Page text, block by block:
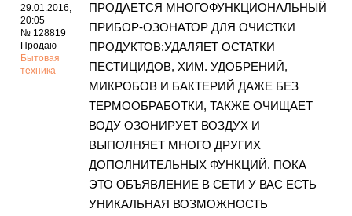
29.01.2016,
20:05
№ 128819
Продаю —
Бытовая
техника
ПРОДАЕТСЯ МНОГОФУНКЦИОНАЛЬНЫЙ
ПРИБОР-ОЗОНАТОР ДЛЯ ОЧИСТКИ
ПРОДУКТОВ:УДАЛЯЕТ ОСТАТКИ
ПЕСТИЦИДОВ, ХИМ. УДОБРЕНИЙ,
МИКРОБОВ И БАКТЕРИЙ ДАЖЕ БЕЗ
ТЕРМООБРАБОТКИ, ТАКЖЕ ОЧИЩАЕТ
ВОДУ ОЗОНИРУЕТ ВОЗДУХ И
ВЫПОЛНЯЕТ МНОГО ДРУГИХ
ДОПОЛНИТЕЛЬНЫХ ФУНКЦИЙ. ПОКА
ЭТО ОБЪЯВЛЕНИЕ В СЕТИ У ВАС ЕСТЬ
УНИКАЛЬНАЯ ВОЗМОЖНОСТЬ